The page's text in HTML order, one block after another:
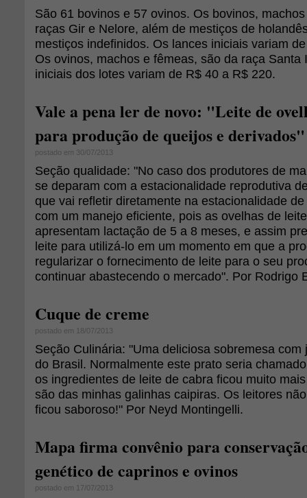
São 61 bovinos e 57 ovinos. Os bovinos,
raças Gir e Nelore, além de mestiços de
mestiços indefinidos. Os lances iniciais variam
Os ovinos, machos e fêmeas, são da raça Santa
iniciais dos lotes variam de R$ 40 a R$ 220.
Vale a pena ler de novo: "Leite de
para produção de queijos e derivados"
postado em 30/07/2013
Seção qualidade: "No caso dos produtores de
se deparam com a estacionalidade reprodutiva
que vai refletir diretamente na estacionalidade
com um manejo eficiente, pois as ovelhas de
apresentam lactação de 5 a 8 meses, e assim
leite para utilizá-lo em um momento em que a
regularizar o fornecimento de leite para o seu
continuar abastecendo o mercado". Por Rodrigo
Cuque de creme
postado em 18/07/2013
Seção Culinária: "Uma deliciosa sobremesa com
do Brasil. Normalmente este prato seria
os ingredientes de leite de cabra ficou muito
são das minhas galinhas caipiras. Os leitores
ficou saboroso!" Por Neyd Montingelli.
Mapa firma convênio para
genético de caprinos e ovinos
postado em 17/07/2013